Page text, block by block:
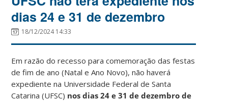
dias 24 e 31 de dezembro
18/12/2024 14:33
Em razão do recesso para comemoração das festas
de fim de ano (Natal e Ano Novo), não haverá
expediente na Universidade Federal de Santa
Catarina (UFSC) nos dias 24 e 31 de dezembro de